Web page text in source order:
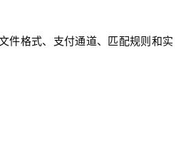
件格式、支付通道、匹配规则和实